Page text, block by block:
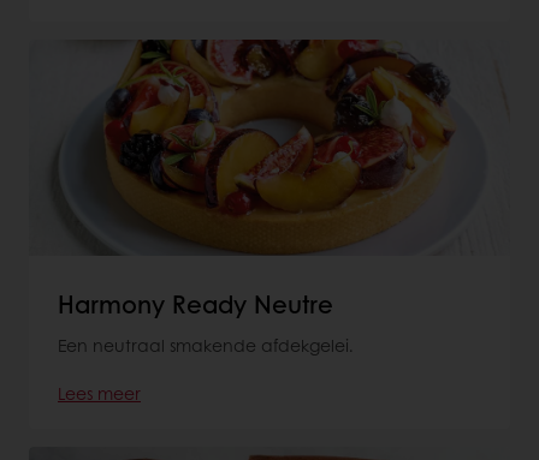
Harmony Ready Neutre
Een neutraal smakende afdekgelei.
Lees meer